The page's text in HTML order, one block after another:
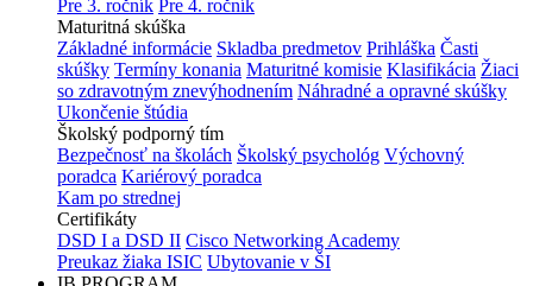
Pre 3. ročník Pre 4. ročník
Maturitná skúška
Základné informácie Skladba predmetov Prihláška Časti
skúšky Termíny konania Maturitné komisie Klasifikácia Žiaci
so zdravotným znevýhodnením Náhradné a opravné skúšky
Ukončenie štúdia
Školský podporný tím
Bezpečnosť na školách Školský psychológ Výchovný
poradca Kariérový poradca
Kam po strednej
Certifikáty
DSD I a DSD II Cisco Networking Academy
Preukaz žiaka ISIC Ubytovanie v ŠI